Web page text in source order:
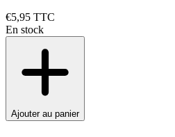
€5,95 TTC
En stock
Ajouter au panier